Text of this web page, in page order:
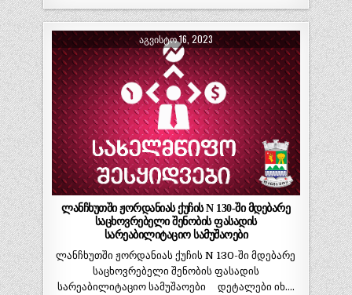
ᲐᲒᲕᲘᲡᲢᲝ 16, 2023
ლანჩხუთში ჟორდანიას ქუჩის N 130-ში მდებარე
საცხოვრებელი შენობის ფასადის
სარეაბილიტაციო სამუშაოები
ლანჩხუთში ჟორდანიას ქუჩის N 130-ში მდებარე
საცხოვრებელი შენობის ფასადის
სარეაბილიტაციო სამუშაოები დეტალები იხ….